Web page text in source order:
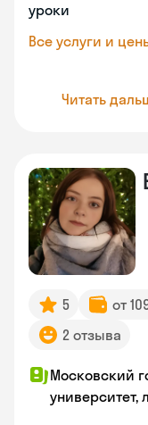
уроки
Все услуги и
Читать
5 от
2 отзыва
Московский
университет,